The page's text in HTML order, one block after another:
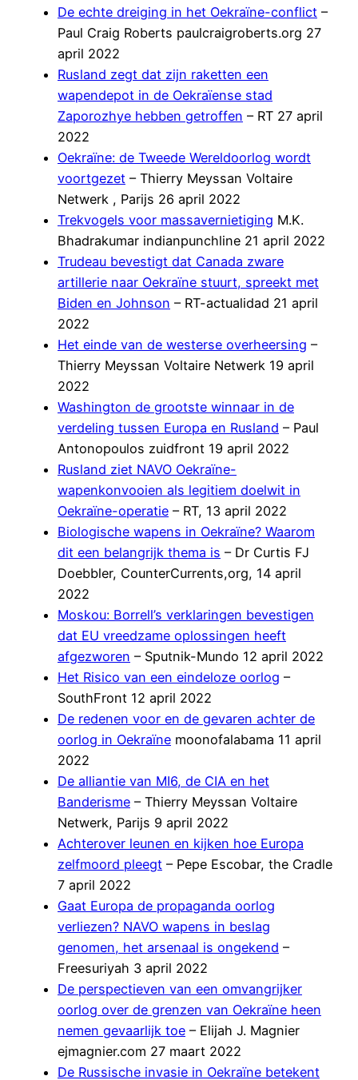
De echte dreiging in het Oekraïne-conflict –
Paul Craig Roberts paulcraigroberts.org 27
april 2022
Rusland zegt dat zijn raketten een
wapendepot in de Oekraïense stad
Zaporozhye hebben getroffen – RT 27 april
2022
Oekraïne: de Tweede Wereldoorlog wordt
voortgezet – Thierry Meyssan Voltaire
Netwerk , Parijs 26 april 2022
Trekvogels voor massavernietiging M.K.
Bhadrakumar indianpunchline 21 april 2022
Trudeau bevestigt dat Canada zware
artillerie naar Oekraïne stuurt, spreekt met
Biden en Johnson – RT-actualidad 21 april
2022
Het einde van de westerse overheersing –
Thierry Meyssan Voltaire Netwerk 19 april
2022
Washington de grootste winnaar in de
verdeling tussen Europa en Rusland – Paul
Antonopoulos zuidfront 19 april 2022
Rusland ziet NAVO Oekraïne-
wapenkonvooien als legitiem doelwit in
Oekraïne-operatie – RT, 13 april 2022
Biologische wapens in Oekraïne? Waarom
dit een belangrijk thema is – Dr Curtis FJ
Doebbler, CounterCurrents,org, 14 april
2022
Moskou: Borrell’s verklaringen bevestigen
dat EU vreedzame oplossingen heeft
afgezworen – Sputnik-Mundo 12 april 2022
Het Risico van een eindeloze oorlog –
SouthFront 12 april 2022
De redenen voor en de gevaren achter de
oorlog in Oekraïne moonofalabama 11 april
2022
De alliantie van MI6, de CIA en het
Banderisme – Thierry Meyssan Voltaire
Netwerk, Parijs 9 april 2022
Achterover leunen en kijken hoe Europa
zelfmoord pleegt – Pepe Escobar, the Cradle
7 april 2022
Gaat Europa de propaganda oorlog
verliezen? NAVO wapens in beslag
genomen, het arsenaal is ongekend –
Freesuriyah 3 april 2022
De perspectieven van een omvangrijker
oorlog over de grenzen van Oekraïne heen
nemen gevaarlijk toe – Elijah J. Magnier
ejmagnier.com 27 maart 2022
De Russische invasie in Oekraïne betekent